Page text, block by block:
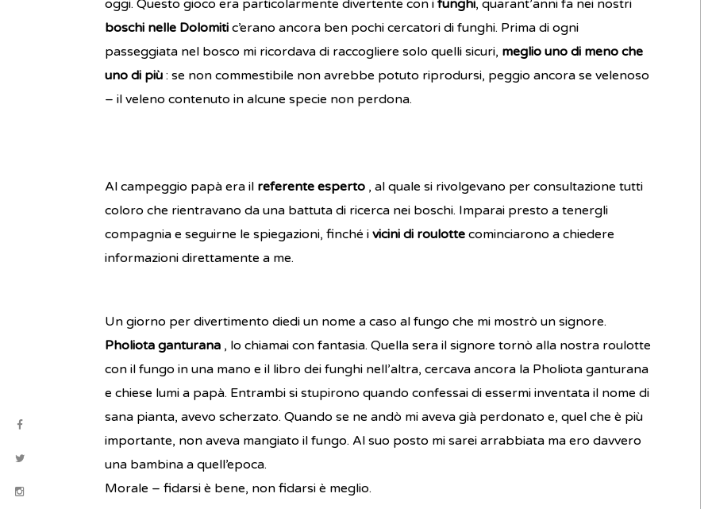
oggi. Questo gioco era particolarmente divertente con i funghi, quarant’anni fa nei nostri
boschi nelle Dolomiti c’erano ancora ben pochi cercatori di funghi. Prima di ogni
passeggiata nel bosco mi ricordava di raccogliere solo quelli sicuri, meglio uno di meno che
uno di più : se non commestibile non avrebbe potuto riprodursi, peggio ancora se velenoso
– il veleno contenuto in alcune specie non perdona.
Al campeggio papà era il referente esperto , al quale si rivolgevano per consultazione tutti
coloro che rientravano da una battuta di ricerca nei boschi. Imparai presto a tenergli
compagnia e seguirne le spiegazioni, finché i vicini di roulotte cominciarono a chiedere
informazioni direttamente a me.
Un giorno per divertimento diedi un nome a caso al fungo che mi mostrò un signore.
Pholiota ganturana , lo chiamai con fantasia. Quella sera il signore tornò alla nostra roulotte
con il fungo in una mano e il libro dei funghi nell’altra, cercava ancora la Pholiota ganturana
e chiese lumi a papà. Entrambi si stupirono quando confessai di essermi inventata il nome di
sana pianta, avevo scherzato. Quando se ne andò mi aveva già perdonato e, quel che è più
importante, non aveva mangiato il fungo. Al suo posto mi sarei arrabbiata ma ero davvero
una bambina a quell’epoca.
Morale – fidarsi è bene, non fidarsi è meglio.